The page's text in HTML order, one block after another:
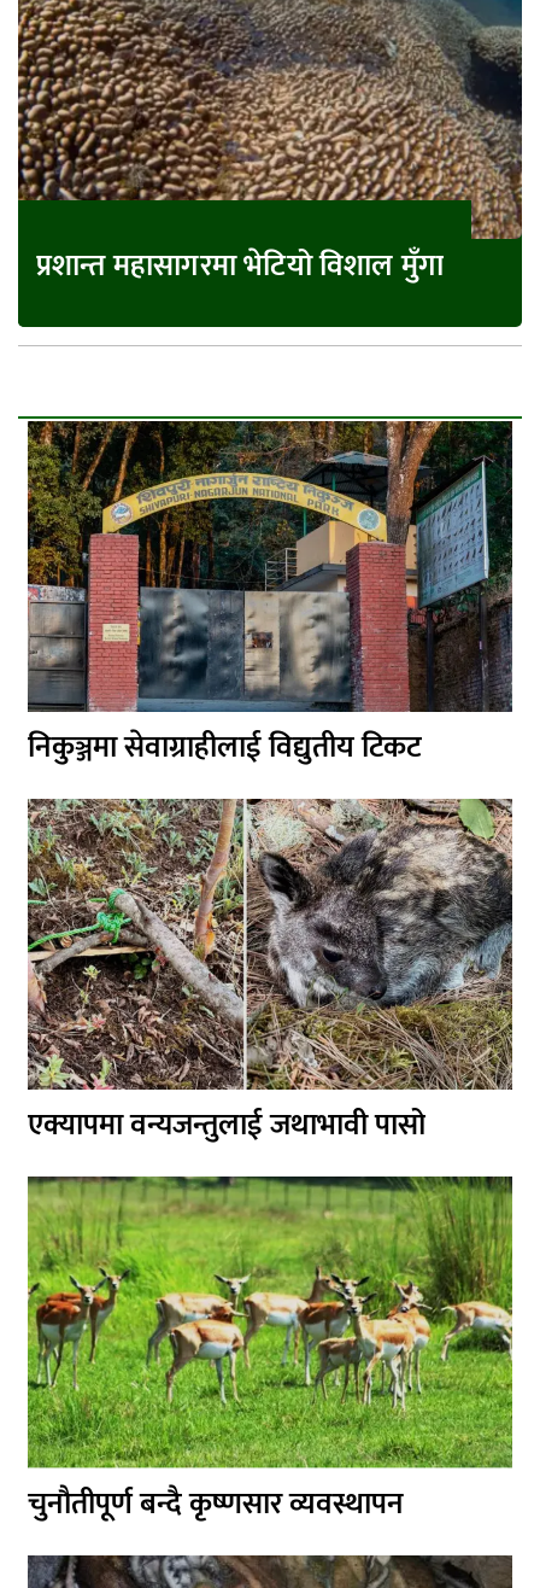
प्रशान्त महासागरमा भेटियो विशाल मुँगा
निकुञ्जमा सेवाग्राहीलाई विद्युतीय टिकट
एक्यापमा वन्यजन्तुलाई जथाभावी पासो
चुनौतीपूर्ण बन्दै कृष्णसार व्यवस्थापन